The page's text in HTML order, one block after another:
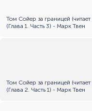
Том Сойер за границей
(Глава 1. Часть 3) - Марк Твен
Том Сойер за границей
(Глава 2. Часть 1) - Марк Твен